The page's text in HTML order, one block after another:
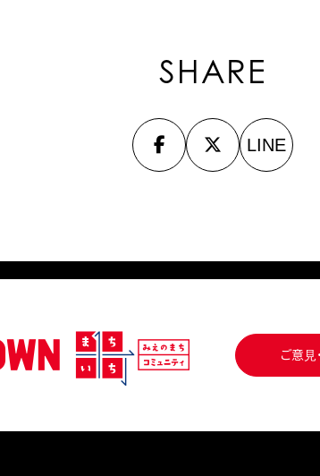
SHARE
LINE
ご意見